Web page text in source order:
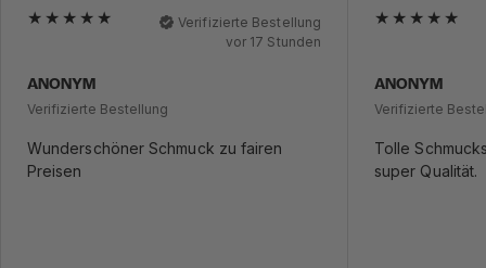
Verifizierte Bestellung
vor 17 Stunden
ANONYM
Verifizierte Bestellung
Wunderschöner Schmuck zu fairen
Preisen
ANONYM
Verifizierte
Tolle
super Qualität.